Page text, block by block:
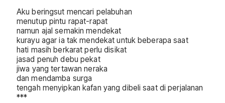
Aku beringsut mencari pelabuhan
menutup pintu rapat-rapat
namun ajal semakin mendekat
kurayu agar ia tak mendekat untuk beberapa saat
hati masih berkarat perlu disikat
jasad penuh debu pekat
jiwa yang tertawan neraka
dan mendamba surga
tengah menyipkan kafan yang dibeli saat di perjalanan
***